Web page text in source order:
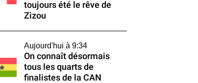
toujours été le rêve de
Zizou
Aujourd'hui à 9:34
On connaît désormais
tous les quarts de
finalistes de la CAN